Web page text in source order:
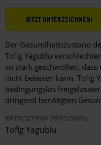
JETZT UNTERZEICHNEN!
Der Gesundheitszustand
Tofig Yagublu
so stark geschwollen,
nicht belasten kann. Tofig
bedingungslos
dringend benötigten
BETROFFENE PERSONEN
Tofig Yagublu